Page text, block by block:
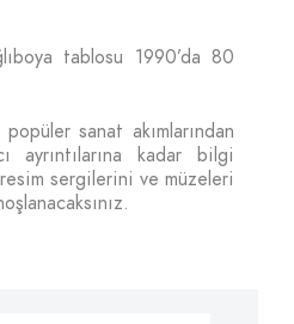
tablosu 1990’da 80
sanat akımlarından
ayrıntılarına kadar bilgi
sergilerini ve müzeleri